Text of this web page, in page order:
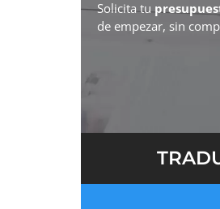
Solicita tu
de empezar, sin